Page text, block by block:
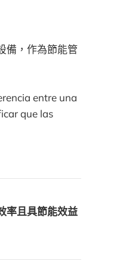
備，作為節能管
entre una
que las
率且具節能效益